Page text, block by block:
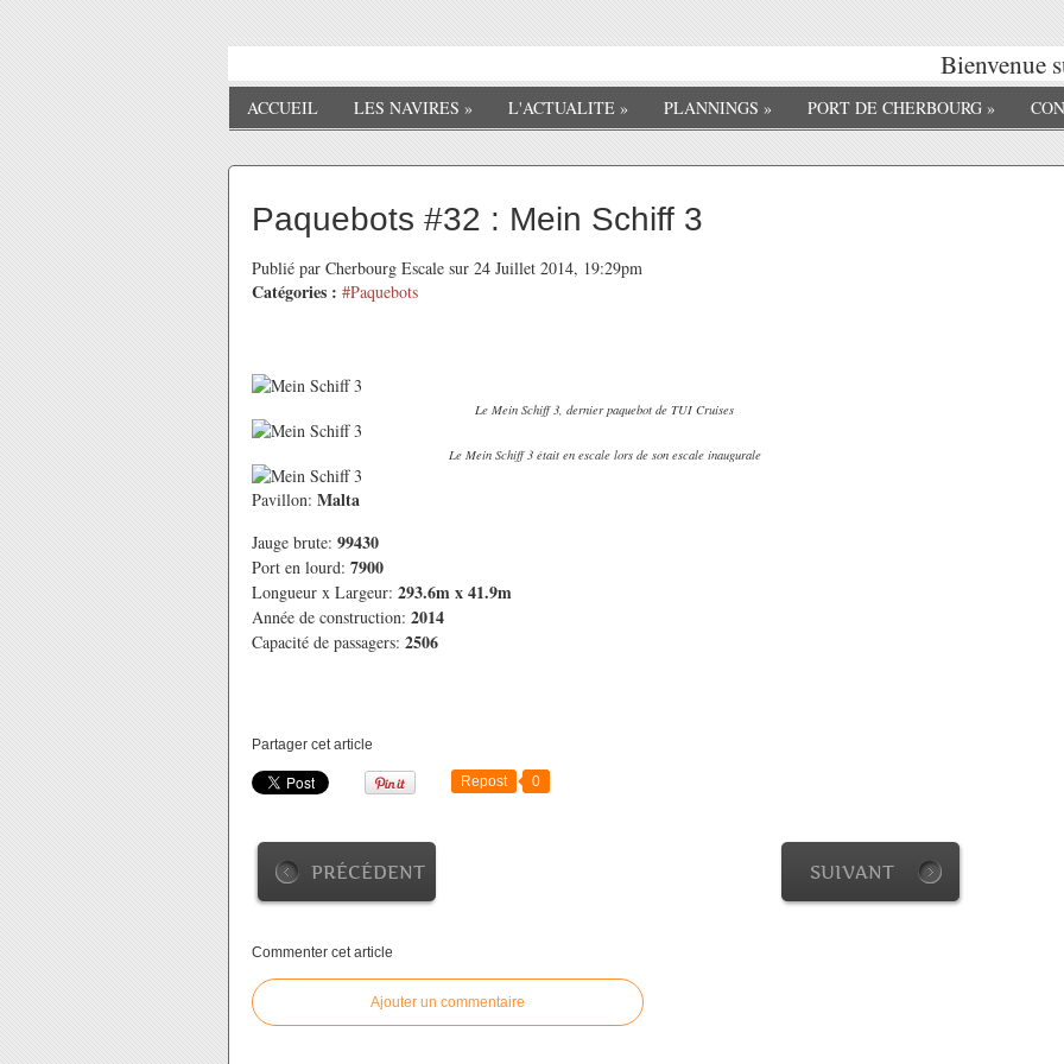
Bienvenue
ACCUEIL LES NAVIRES » L'ACTUALITE » PLANNINGS » PORT DE CHERBOURG »
Paquebots #32 : Mein Schiff 3
Publié par Cherbourg Escale sur 24 Juillet 2014, 19:29pm
Catégories : #Paquebots
Le Mein Schiff 3, dernier paquebot de TUI Cruises
Le Mein Schiff 3 était en escale lors de son escale inaugurale
Pavillon: Malta
Jauge brute: 99430
Port en lourd: 7900
Longueur x Largeur: 293.6m x 41.9m
Année de construction: 2014
Capacité de passagers: 2506
Partager cet article
Repost 0
PRÉCÉDENT SUIVANT
Commenter cet article
Ajouter un commentaire